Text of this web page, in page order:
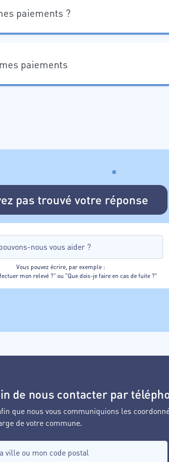
paiements ?
paiements
pas trouvé votre réponse
Vous pouvez écrire, par exemple :
mon relevé ?" ou "Que dois-je faire en cas de fuite ?"
de nous contacter par
que nous vous communiquions les
de votre commune.
tapez dans le champ puis sélectionnez